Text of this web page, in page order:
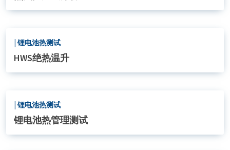
| 锂电池热测试
HWS绝热温升
| 锂电池热测试
锂电池热管理测试